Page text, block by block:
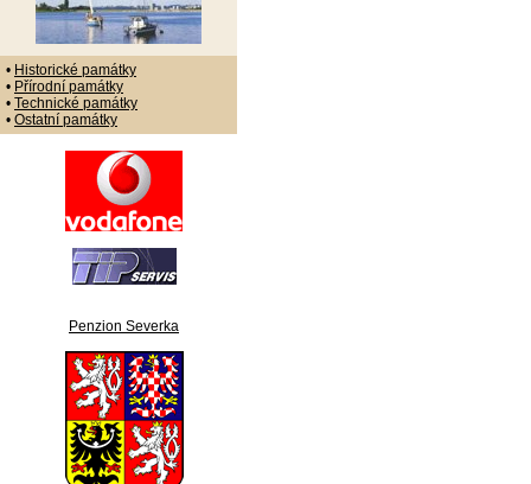
• Historické památky
• Přírodní památky
• Technické památky
• Ostatní památky
Penzion Severka